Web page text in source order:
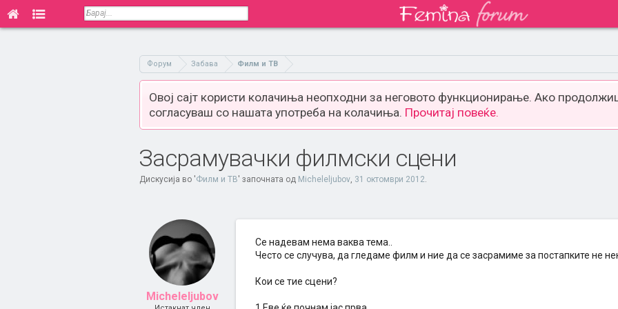
Форум Забава Филм и ТВ
Овој сајт користи колачиња неопходни за неговото функционирање. Ако
согласуваш со нашата употреба на колачиња. Прочитај повеќе.
Засрамувачки филмски сцени
Дискусија во 'Филм и ТВ' започната од Micheleljubov, 31 октомври 2012.
Micheleljubov
Се надевам нема ваква тема..
Често се случува, да гледаме филм и ние да се засрамиме за постапките не
Кои се тие сцени?